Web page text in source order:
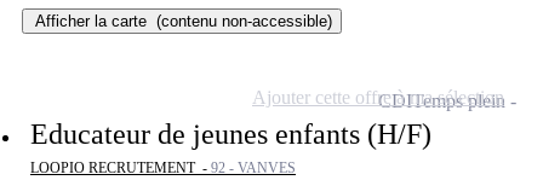
Afficher la carte (contenu non-accessible)
Educateur de jeunes enfants (H/F)
LOOPIO RECRUTEMENT - 92 - VANVES
CDITemps plein
Ajouter cette offre à ma sélection